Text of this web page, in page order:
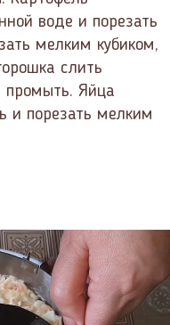
воде и порезать
мелким кубиком,
слить
промыть. Яйца
и порезать мелким